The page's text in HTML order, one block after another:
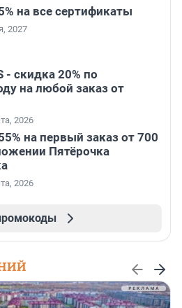
на все сертификаты
2027
- скидка 20% по
на любой заказ от
2026
на первый заказ от 700
Пятёрочка
2026